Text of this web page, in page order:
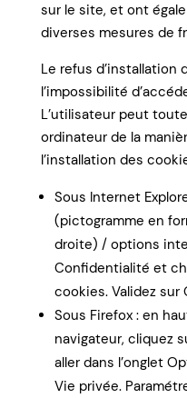
sur le site, et ont
diverses mesures de
Le refus d’installation
l’impossibilité
L’utilisateur peut
ordinateur de la
l’installation des
Sous Internet
(pictogramme en
droite) / options
Confidentialité et
cookies. Validez sur
Sous Firefox : en
navigateur, cliquez
aller dans l’onglet
Vie privée.